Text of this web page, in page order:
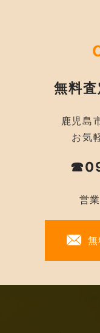
無料
鹿児島
お気
営